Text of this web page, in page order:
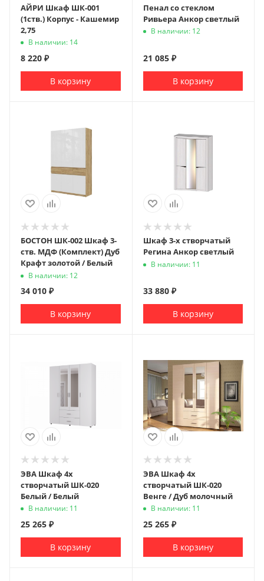
АЙРИ Шкаф ШК-001
(1ств.) Корпус - Кашемир
2,75
В наличии: 14
8 220 ₽
В корзину
Пенал со стеклом
Ривьера Анкор светлый
В наличии: 12
21 085₽
В корзину
БОСТОН ШК-002 Шкаф 3-
ств. МДФ (Комплект) Дуб
Крафт золотой / Белый
В наличии: 12
34 010 ₽
В корзину
Шкаф 3-х створчатый
Регина Анкор светлый
В наличии: 11
33 880₽
В корзину
ЭВА Шкаф 4х
створчатый ШК-020
Белый / Белый
В наличии: 11
25 265 ₽
В корзину
ЭВА Шкаф 4х
створчатый ШК-020
Венге / Дуб молочный
В наличии: 11
25 265₽
В корзину